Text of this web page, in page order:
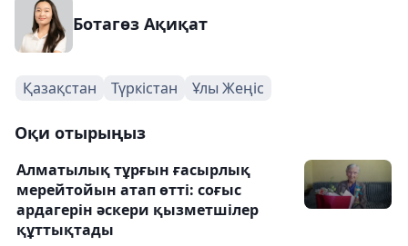
Ботагөз Ақиқат
Қазақстан Түркістан Ұлы Жеңіс
Оқи отырыңыз
Алматылық тұрғын ғасырлық
мерейтойын атап өтті: соғыс
ардагерін әскери қызметшілер
құттықтады